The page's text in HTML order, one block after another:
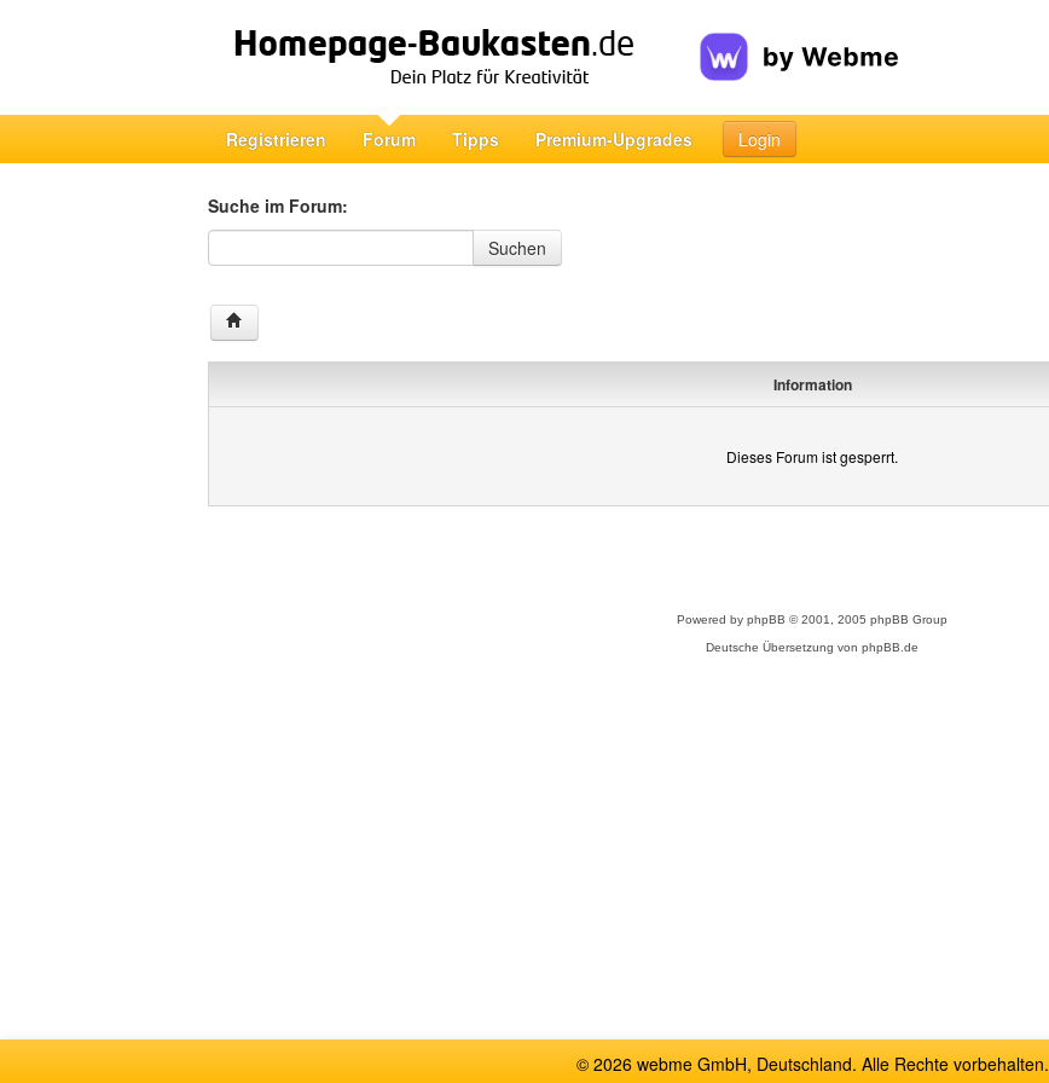
Registrieren Forum Tipps Premium-Upgrades Login
Suche im Forum:
Suche im Forum
Suchen
Information
Dieses Forum ist gesperrt.
Powered by phpBB © 2001, 2005 phpBB Group
Deutsche Übersetzung von phpBB.de
© 2026 webme GmbH, Deutschland. Alle Rechte vorbehalten.